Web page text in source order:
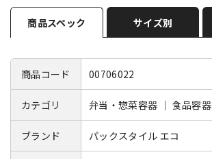
商品スペック サイズ別
商品コード 00706022
カテゴリ 弁当・惣菜容器 ｜ 食品容器
ブランド パックスタイル エコ